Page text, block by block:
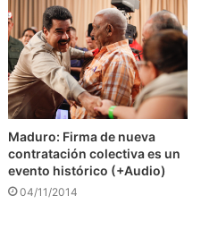
Maduro: Firma de nueva
contratación colectiva es un
evento histórico (+Audio)
04/11/2014